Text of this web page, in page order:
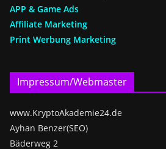
APP & Game Ads
Affiliate Marketing
Print Werbung Marketing
Impressum/Webmaster
www.KryptoAkademie24.de
Ayhan Benzer(SEO)
Bäderweg 2